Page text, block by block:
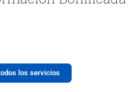
los servicios